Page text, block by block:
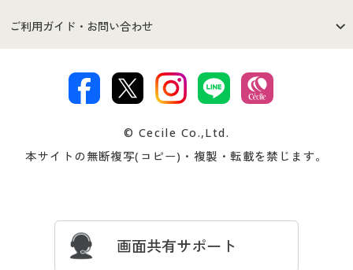
セシールご利用規約
著作権・商標について 会社案内
商品カテゴリ
プレゼント＆キャンペーン サイトマップ
ご利用ガイド・お問い合わせ
交換・返品は お支払は
ついて
忘れの場合
© Cecile Co.,Ltd.
本サイトの無断複写(コピー)・複製・転載を禁じます。
画面共有サポート